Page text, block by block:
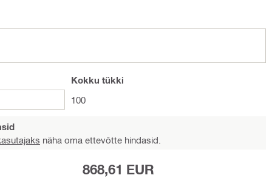
Kokku tükki
100
näha oma ettevõtte hindasid.
868,61 EUR